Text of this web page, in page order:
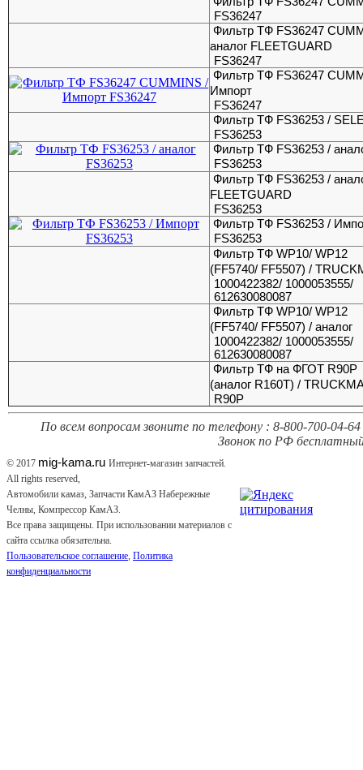
FS36247
Фильтр ТФ FS36247
аналог FLEETGUARD
FS36247
Фильтр ТФ FS36247
Импорт
FS36247
Фильтр ТФ FS36253 /
FS36253
Фильтр ТФ FS36253 /
FS36253
Фильтр ТФ FS36253 /
FLEETGUARD
FS36253
Фильтр ТФ FS36253 /
FS36253
Фильтр ТФ WP10/ WP12
(FF5740/ FF5507) /
1000422382/ 1000053555/
612630080087
Фильтр ТФ WP10/ WP12
(FF5740/ FF5507) / аналог
1000422382/ 1000053555/
612630080087
Фильтр ТФ на ФГОТ R90P
(аналог R160T) /
R90P
По всем вопросам звоните по телефону : 8-800-700-04-64
Звонок по РФ
© 2017 mig-kama.ru Интернет-магазин запчастей.
All rights reserved,
Автомобили камаз, Запчасти КамАЗ Набережные
Челны, Компрессор КамАЗ.
Все права защищены. При использовании материалов с
сайта ссылка обязательна.
Пользовательское соглашение, Политика
конфиденциальности